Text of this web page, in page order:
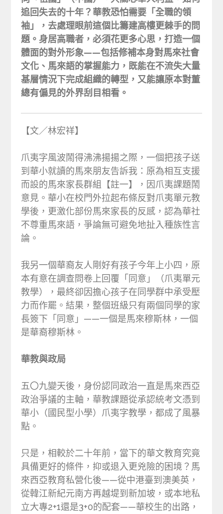
追回失去的十年？華教恐怕需要「全職的領
袖」，去處理眼前這個比籌建高樓更棘手的問
題。身居高職者，必須花更多心思，打造一個
體面的對外形象——包括修補本身對馬來社會
文化、馬來語的掌握能力，既能在不流失大量
基層情況下完成組織的轉型，又能讓原本對董
總有偏見的外界刮目相看。
【文／林宏祥】
爪夷字風波鬧得沸沸揚揚之際，一個把孩子送
到華小就讀的馬來朋友告訴我：原為相互支援
而設的馬來家長群組【註一】，因爪夷課題鬧
意見。華小在校門外拉起布條反對爪夷單元教
學後，更激化部份馬來家長的反感，認為華社
不尊重馬來語，爭論無可避免地扯入種族性言
論。
我另一個華裔友人剛好有孩子今年上小四，原
本有意在調查問卷上回覆「同意」（爪夷單元
教學），最終卻因擔心孩子在同學群中承受壓
力而作罷。結果，整個班級只有兩個同學的家
長簽下「同意」——一個是馬來穆斯林，一個
是華裔穆斯林。
華教與政局
五〇九變天後，身份認同政治一直是馬來西亞
政治爭議的主軸，華教課題從承認統考文憑到
華小（國民型小學）爪夷字教學，都成了風暴
點。
只是，相較於二十年前，當下的華文教育究竟
具備更好的條件，抑或退入更兇險的困境？馬
來西亞教育私營化後——從中港臺到澳美英，
從韓江新紀元南方再越堤到新加坡，或本地私
立大專2+1還是3+0的配套——華校生的出路，